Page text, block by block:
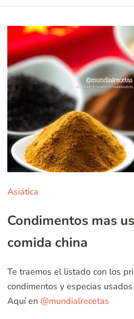
Asiática
Condimentos mas
comida china
Te traemos el listado con los
condimentos y especias
Aquí en @mundialrecetas